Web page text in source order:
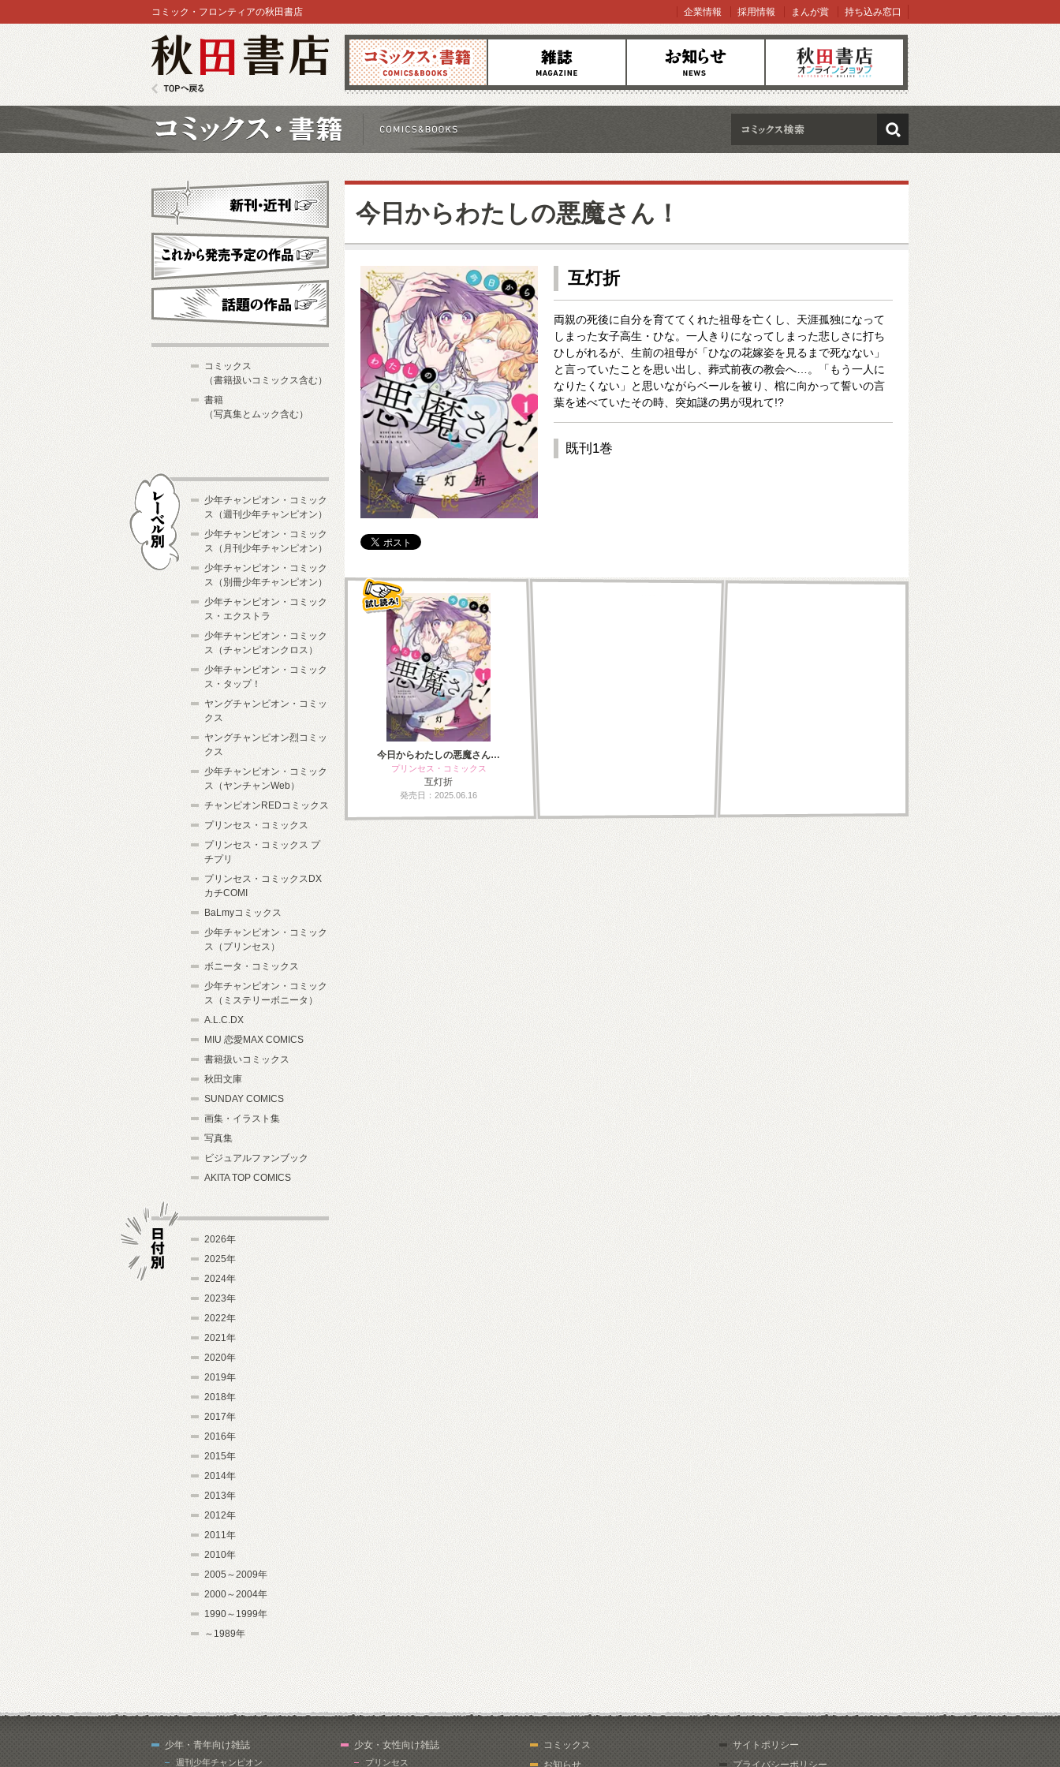
コミックス 雑誌 お知らせ オンラインショップ
コミック・フロンティアの秋田書店 企業情報 採用情報 まんが賞 持ち込み窓口
検索
今日からわたしの悪魔さん！
互灯折
両親の死後に自分を育ててくれた祖母を亡くし、天涯孤独になって
しまった女子高生・ひな。一人きりになってしまった悲しさに打ち
ひしがれるが、生前の祖母が「ひなの花嫁姿を見るまで死なない」
と言っていたことを思い出し、葬式前夜の教会へ…。「もう一人に
なりたくない」と思いながらベールを被り、棺に向かって誓いの言
葉を述べていたその時、突如謎の男が現れて!?
既刊1巻
今日からわたしの悪魔さん…
プリンセス・コミックス
互灯折
発売日：2025.06.16
新刊・近刊
これから発売予定
コミックス
（書籍扱いコミックス含む）
書籍
（写真集とムック含む）
少年チャンピオン・コミック
ス（週刊少年チャンピオン）
少年チャンピオン・コミック
ス（月刊少年チャンピオン）
少年チャンピオン・コミック
ス（別冊少年チャンピオン）
少年チャンピオン・コミック
ス・エクストラ
少年チャンピオン・コミック
ス（チャンピオンクロス）
少年チャンピオン・コミック
ス・タップ！
ヤングチャンピオン・コミッ
クス
ヤングチャンピオン烈コミッ
クス
少年チャンピオン・コミック
ス（ヤンチャンWeb）
チャンピオンREDコミックス
プリンセス・コミックス
プリンセス・コミックス プ
チプリ
プリンセス・コミックスDX
カチCOMI
BaLmyコミックス
少年チャンピオン・コミック
ス（プリンセス）
ボニータ・コミックス
少年チャンピオン・コミック
ス（ミステリーボニータ）
A.L.C.DX
MIU 恋愛MAX COMICS
書籍扱いコミックス
秋田文庫
SUNDAY COMICS
画集・イラスト集
写真集
ビジュアルファンブック
AKITA TOP COMICS
2026年
2025年
2024年
2023年
2022年
2021年
2020年
2019年
2018年
2017年
2016年
2015年
2014年
2013年
2012年
2011年
2010年
2005～2009年
2000～2004年
1990～1999年
～1989年
少年・青年向け雑誌
週刊少年チャンピオン
少女・女性向け雑誌
プリンセス
コミックス
お知らせ
サイトポリシー
プライバシーポリシー